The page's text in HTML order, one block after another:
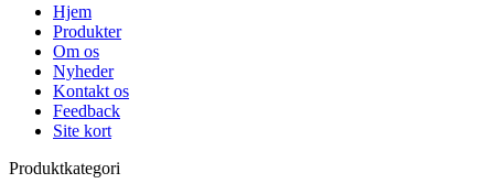
Hjem
Produkter
Om os
Nyheder
Kontakt os
Feedback
Site kort
Produktkategori